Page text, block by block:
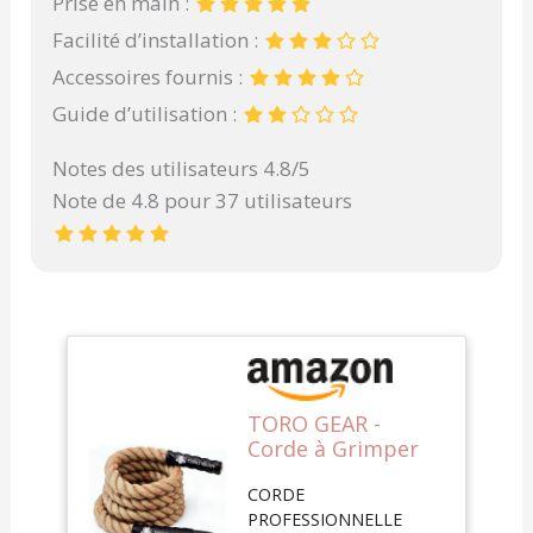
Facilité d’installation :
Accessoires fournis :
Guide d’utilisation :
Notes des utilisateurs 4.8/5
Note de 4.8 pour 37 utilisateurs
TORO GEAR -
Corde à Grimper
millimètres, 3-6
mètres - Corde à
CORDE
PROFESSIONNELLE